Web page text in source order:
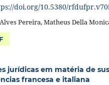
doi.org/10.5380/
Pereira, Matheus Della
jurídicas em matéria de
francesa e italiana